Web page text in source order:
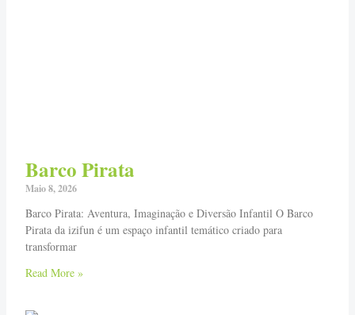
Barco Pirata
Maio 8, 2026
Barco Pirata: Aventura, Imaginação e Diversão Infantil O Barco
Pirata da izifun é um espaço infantil temático criado para
transformar
Read More »